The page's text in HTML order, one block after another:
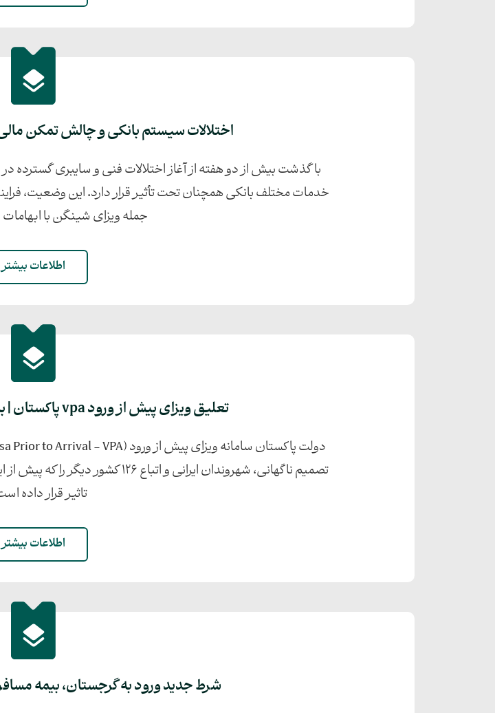
اختلالات سیستم بانکی و چالش‌ تمکن
با گذشت بیش از دو هفته از آغاز اختلالات فنی و سایبری
خدمات مختلف بانکی همچنان تحت تأثیر قرار دارد. این وضعیت،
جمله ویزای شینگن با
اطلاعات بیشتر
تعلیق ویزای پیش از ورود vpa پاکستان | بازگشت هزینه‌ها و تغییر شرایط
تصمیم ناگهانی، شهروندان ایرانی و
تاثیر قرار داده
اطلاعات بیشتر
شرط جدید ورود به گرجستان، بیمه